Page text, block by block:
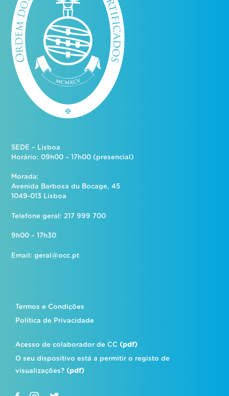
SEDE – Lisboa
Horário: 09h00 – 17h00 (presencial)
Morada:
Avenida Barbosa du Bocage, 45
1049-013 Lisboa
Telefone geral: 217 999 700
9h00 – 17h30
Email:geral@occ.pt
Termos e Condições
Política de Privacidade
Acesso de colaborador de CC(pdf)
O seu dispositivo está a permitir o registo de
visualizações?(pdf)